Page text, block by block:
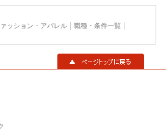
ッション・アパレル 職種・条件一覧